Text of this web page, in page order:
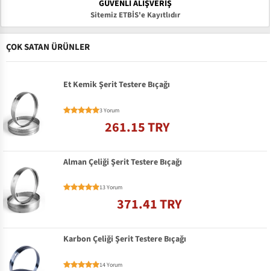
GÜVENLI ALIŞVERIŞ
Sitemiz ETBİS'e Kayıtlıdır
ÇOK SATAN ÜRÜNLER
Et Kemik Şerit Testere Bıçağı
3 Yorum
261.15 TRY
Alman Çeliği Şerit Testere Bıçağı
13 Yorum
371.41 TRY
Karbon Çeliği Şerit Testere Bıçağı
14 Yorum